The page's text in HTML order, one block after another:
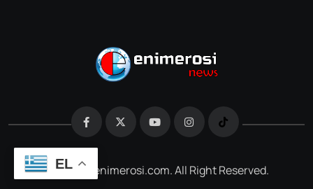
@2026 e-enimerosi.com. All Right Reserved.
EL